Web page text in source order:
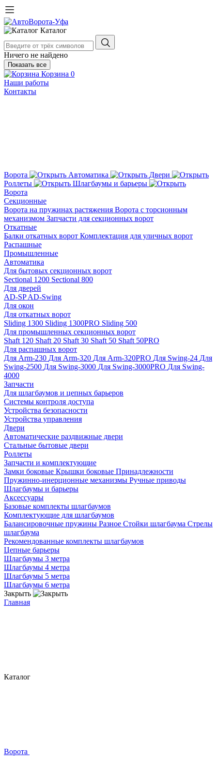
Каталог
Ничего не найдено
Показать все
Корзина 0
Наши работы
Контакты
Ворота Автоматика
Двери
Роллеты
Шлагбаумы и барьеры
Ворота
Секционные
Ворота на пружинах растяжения Ворота с торсионным
механизмом Запчасти для секционных ворот
Откатные
Балки откатных ворот Комплектация для уличных ворот
Распашные
Промышленные
Автоматика
Для бытовых секционных ворот
Sectional 1200 Sectional 800
Для дверей
AD-SPAD-Swing
Для окон
Для откатных ворот
Sliding 1300 Sliding 1300PRO Sliding 500
Для промышленных секционных ворот
Shaft 120 Shaft 20 Shaft 30 Shaft 50 Shaft 50PRO
Для распашных ворот
Для Arm-230 Для Arm-320 Для Arm-320PRO Для Swing-24 Для
Swing-2500 Для Swing-3000 Для Swing-3000PRO Для Swing-
4000
Запчасти
Для шлагбаумов и цепных барьеров
Системы контроля доступа
Устройства безопасности
Устройства управления
Двери
Автоматические раздвижные двери
Стальные бытовые двери
Роллеты
Запчасти и комплектующие
Замки боковые Крышки боковые Принадлежности
Пружинно-инерционные механизмы Ручные приводы
Шлагбаумы и барьеры
Аксессуары
Базовые комплекты шлагбаумов
Комплектующие для шлагбаумов
Балансировочные пружины Разное Стойки шлагбаума Стрелы
шлагбаума
Рекомендованные комплекты шлагбаумов
Цепные барьеры
Шлагбаумы 3 метра
Шлагбаумы 4 метра
Шлагбаумы 5 метра
Шлагбаумы 6 метра
Закрыть
Главная
Каталог
Ворота